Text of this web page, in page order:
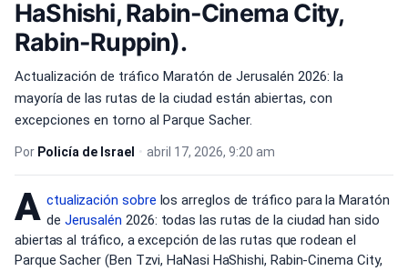
HaShishi, Rabin-Cinema City,
Rabin-Ruppin).
Actualización de tráfico Maratón de Jerusalén 2026: la
mayoría de las rutas de la ciudad están abiertas, con
excepciones en torno al Parque Sacher.
Por Policía de Israel • abril 17, 2026, 9:20 am
A ctualización sobre los arreglos de tráfico para la Maratón
de Jerusalén 2026: todas las rutas de la ciudad han sido
abiertas al tráfico, a excepción de las rutas que rodean el
Parque Sacher (Ben Tzvi, HaNasi HaShishi, Rabin-Cinema City,